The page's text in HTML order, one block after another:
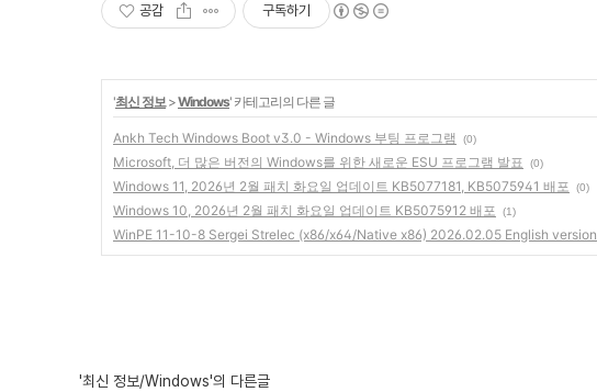
공감 구독하기
'최신 정보 >Windows' 카테고리의 다른 글
Ankh Tech Windows Boot v3.0 - Windows 부팅 프로그램 (0)
Microsoft, 더 많은 버전의 Windows를 위한 새로운 ESU 프로그램 발표 (0)
Windows 11, 2026년 2월 패치 화요일 업데이트 KB5077181, KB5075941 배포 (0)
Windows 10, 2026년 2월 패치 화요일 업데이트 KB5075912 배포 (1)
WinPE 11-10-8 Sergei Strelec (x86/x64/Native x86) 2026.02.05 English version
'최신 정보/Windows'의 다른글